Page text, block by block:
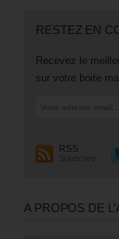
RESTEZ EN
Recevez le
sur votre boite
RSS
Souscrire
A PROPOS DE